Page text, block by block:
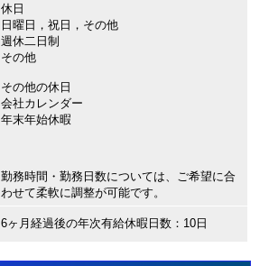
休日
日曜日，祝日，その他
週休二日制
その他
その他の休日
会社カレンダー
年末年始休暇
勤務時間・勤務日数については、ご希望に合
わせて柔軟に調整が可能です。
6ヶ月経過後の年次有給休暇日数：10日